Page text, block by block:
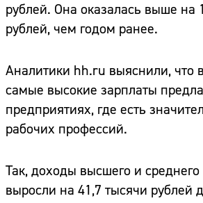
рублей. Она оказалась выше на
рублей, чем годом ранее.
Аналитики hh.ru выяснили, что
самые высокие зарплаты
предприятиях, где есть
рабочих профессий.
Так, доходы высшего и
выросли на 41,7 тысячи рублей